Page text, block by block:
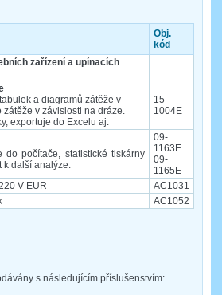
Obj.
kód
zařízení a upínacích
a diagramů zátěže v
v závislosti na dráze.
exportuje do Excelu aj.
15-
1004E
do počítače, statistické tiskárny
k další analýze.
09-
1163E
09-
1165E
V EUR
AC1031
AC1052
s následujícím příslušenstvím: